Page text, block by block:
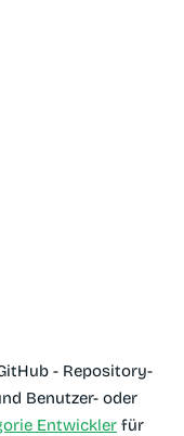
- Repository-
Benutzer- oder
Entwickler für